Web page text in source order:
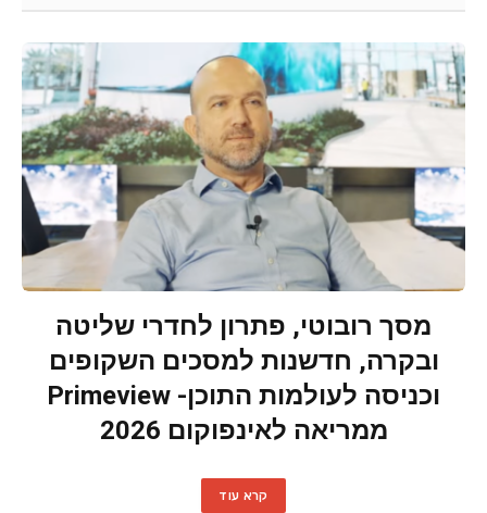
מסך רובוטי, פתרון לחדרי שליטה
ובקרה, חדשנות למסכים השקופים
וכניסה לעולמות התוכן- Primeview
ממריאה לאינפוקום 2026
קרא עוד